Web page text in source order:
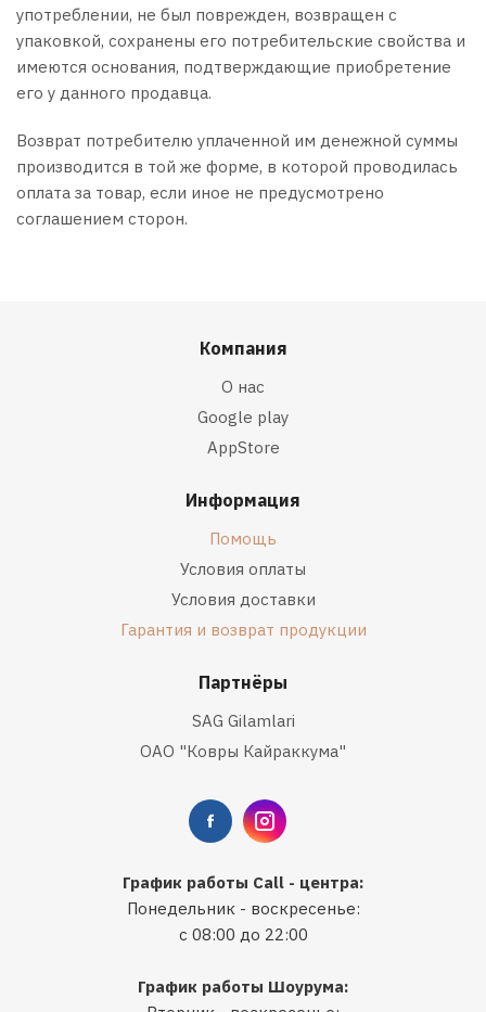
употреблении, не был поврежден, возвращен с
упаковкой, сохранены его потребительские свойства и
имеются основания, подтверждающие приобретение
его у данного продавца.
Возврат потребителю уплаченной им денежной суммы
производится в той же форме, в которой проводилась
оплата за товар, если иное не предусмотрено
соглашением сторон.
Компания
О нас
Google play
AppStore
Информация
Помощь
Условия оплаты
Условия доставки
Гарантия и возврат продукции
Партнёры
SAG Gilamlari
ОАО "Ковры Кайраккума"
График работы Call - центра:
Понедельник - воскресенье:
с 08:00 до 22:00
График работы Шоурума: